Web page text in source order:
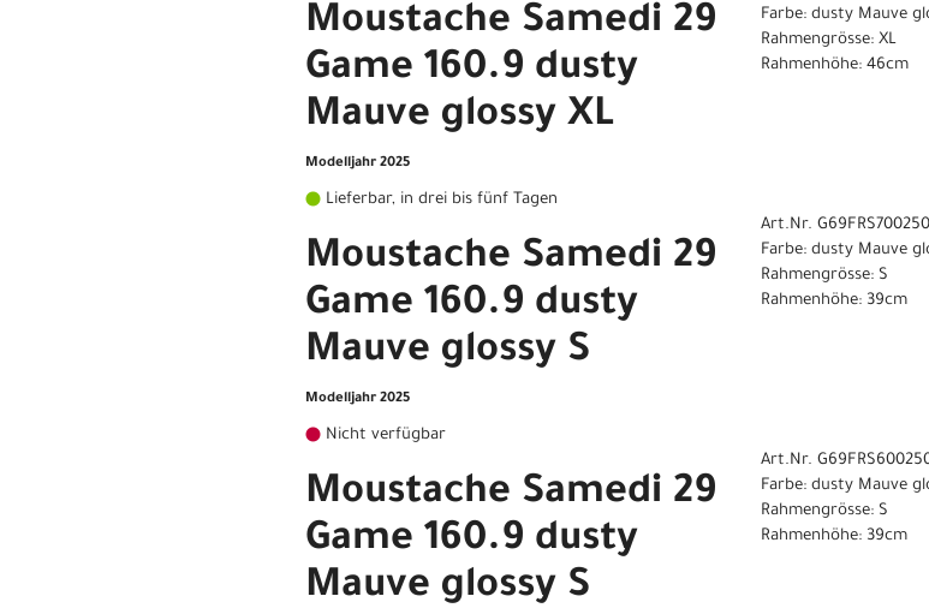
Moustache Samedi 29
Game 160.9 dusty
Mauve glossy XL
Modelljahr 2025
Lieferbar, in drei bis fünf Tagen
Farbe: dusty Mauve
Rahmengrösse: XL
Rahmenhöhe: 46cm
Moustache Samedi 29
Game 160.9 dusty
Mauve glossy S
Modelljahr 2025
Nicht verfügbar
Art.Nr. G69FRS700250
Farbe: dusty Mauve
Rahmengrösse: S
Rahmenhöhe: 39cm
Moustache Samedi 29
Game 160.9 dusty
Mauve glossy S
Art.Nr.
Farbe: dusty Mauve
Rahmengrösse: S
Rahmenhöhe: 39cm